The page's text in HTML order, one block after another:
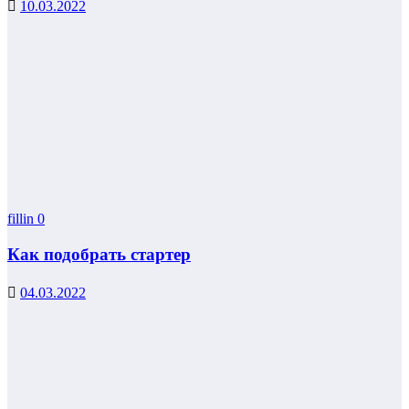
10.03.2022
fillin 0
Как подобрать стартер
04.03.2022